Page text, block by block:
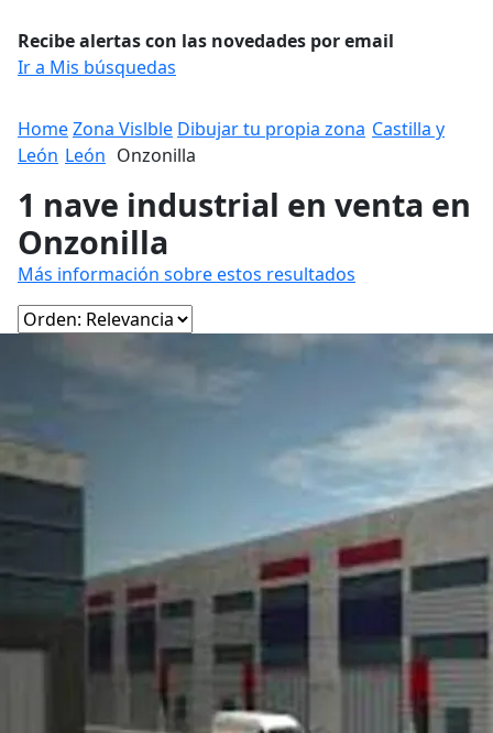
Recibe alertas con las novedades por email
Ir a Mis búsquedas
HomeZona Vislble Dibujar tu propia zona Castilla y
León León Onzonilla
1 nave industrial en venta en
Onzonilla
Más información sobre estos resultados